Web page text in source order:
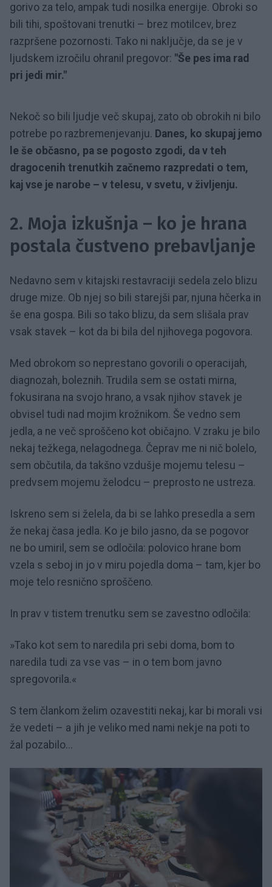
gorivo za telo, ampak tudi nosilka energije. Obroki so
bili tihi, spoštovani trenutki – brez motilcev, brez
razpršene pozornosti. Tako ni naključje, da se je v
ljudskem izročilu ohranil pregovor: "Še pes ima rad
pri jedi mir."
Nekoč so bili ljudje več skupaj, zato ob obrokih ni bilo
potrebe po razbremenjevanju. Danes, ko skupaj jemo
le še občasno, pa se pogosto zgodi, da v teh
dragocenih trenutkih začnemo razpredati o tem,
kaj vse je narobe – v telesu, v svetu, v življenju.
2. Moja izkušnja – ko je hrana
postala čustveno prebavljanje
Nedavno sem v kitajski restavraciji sedela zelo blizu
druge mize. Ob njej so bili starejši par, njuna hčerka in
še ena gospa. Bili so tako blizu, da sem slišala prav
vsak stavek – kot da bi bila del njihovega pogovora.
Med obrokom so neprestano govorili o operacijah,
diagnozah, boleznih. Trudila sem se ostati mirna,
fokusirana na svojo hrano, a vsak njihov stavek je
obvisel tudi nad mojim krožnikom. Še vedno sem
jedla, a ne več sproščeno kot običajno. V zraku je bilo
nekaj težkega, nelagodnega. Čeprav me ni nič bolelo,
sem občutila, da takšno vzdušje mojemu telesu –
predvsem mojemu želodcu – preprosto ne ustreza.
Iskreno sem si želela, da bi se lahko presedla a sem
že nekaj časa jedla. Ko je bilo jasno, da se pogovor
ne bo umiril, sem se odločila: polovico hrane bom
vzela s seboj in jo v miru pojedla doma – tam, kjer bo
moje telo resnično sproščeno.
In prav v tistem trenutku sem se zavestno odločila:
»Tako kot sem to naredila pri sebi doma, bom to
naredila tudi za vse vas – in o tem bom javno
spregovorila.«
S tem člankom želim ozavestiti nekaj, kar bi morali vsi
že vedeti – a jih je veliko med nami nekje na poti to
žal pozabilo...